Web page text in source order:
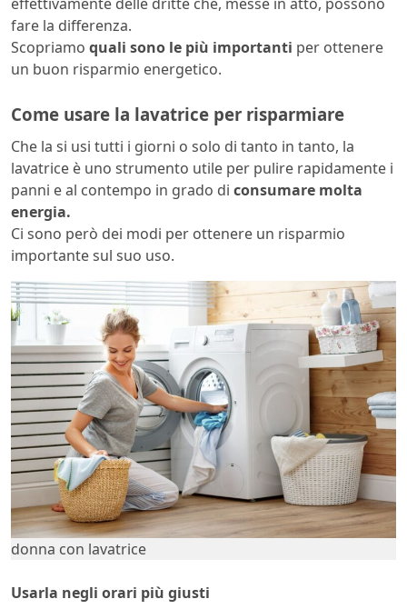
fare la differenza.
Scopriamo quali sono le più importanti per ottenere
un buon risparmio energetico.
Come usare la lavatrice per risparmiare
Che la si usi tutti i giorni o solo di tanto in tanto, la
lavatrice è uno strumento utile per pulire rapidamente i
panni e al contempo in grado di consumare molta
energia.
Ci sono però dei modi per ottenere un risparmio
importante sul suo uso.
donna con lavatrice
Usarla negli orari più giusti